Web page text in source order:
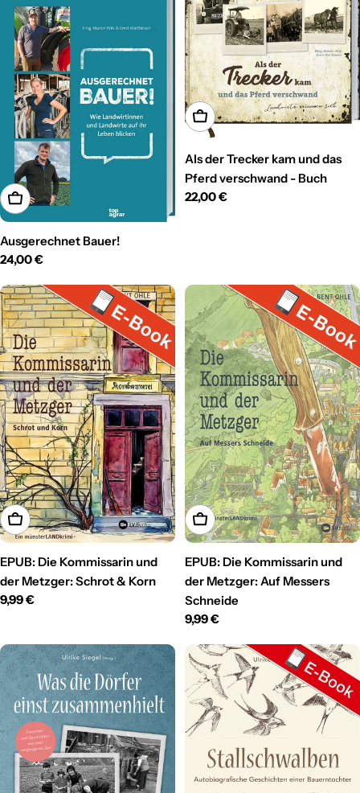
In den Warenkorb
Ausgerechnet Bauer!
Regulärer
24,00 €
In den Warenkorb
Als der Trecker kam und das
Pferd verschwand - Buch
Regulärer
22,00 €
In den Warenkorb
EPUB: Die Kommissarin und
der Metzger: Schrot & Korn
Regulärer
9,99 €
In den Warenkorb
EPUB: Die Kommissarin und
der Metzger: Auf Messers
Schneide
Regulärer
9,99 €